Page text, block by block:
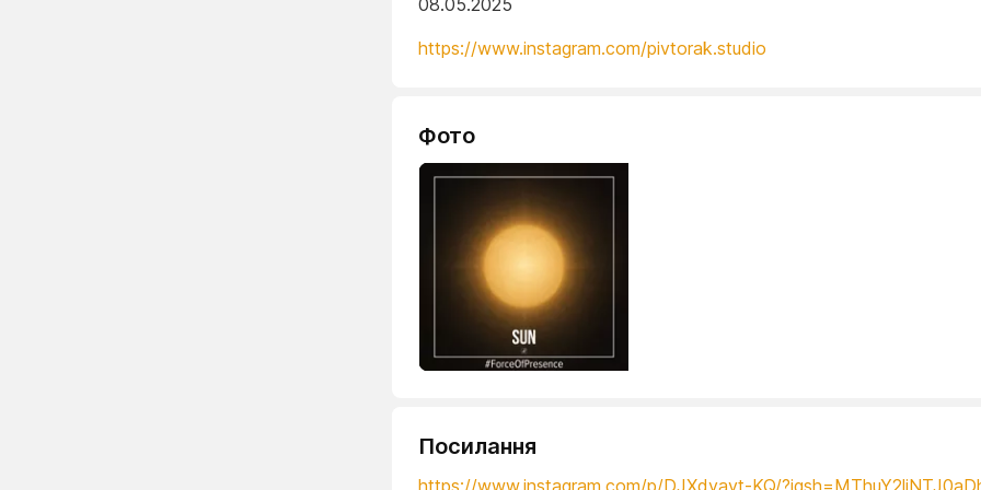
08.05.2025
https://www.instagram.com/pivtorak.studio
Фото
Посилання
https://www.instagram.com/p/DJXdyayt-KQ/